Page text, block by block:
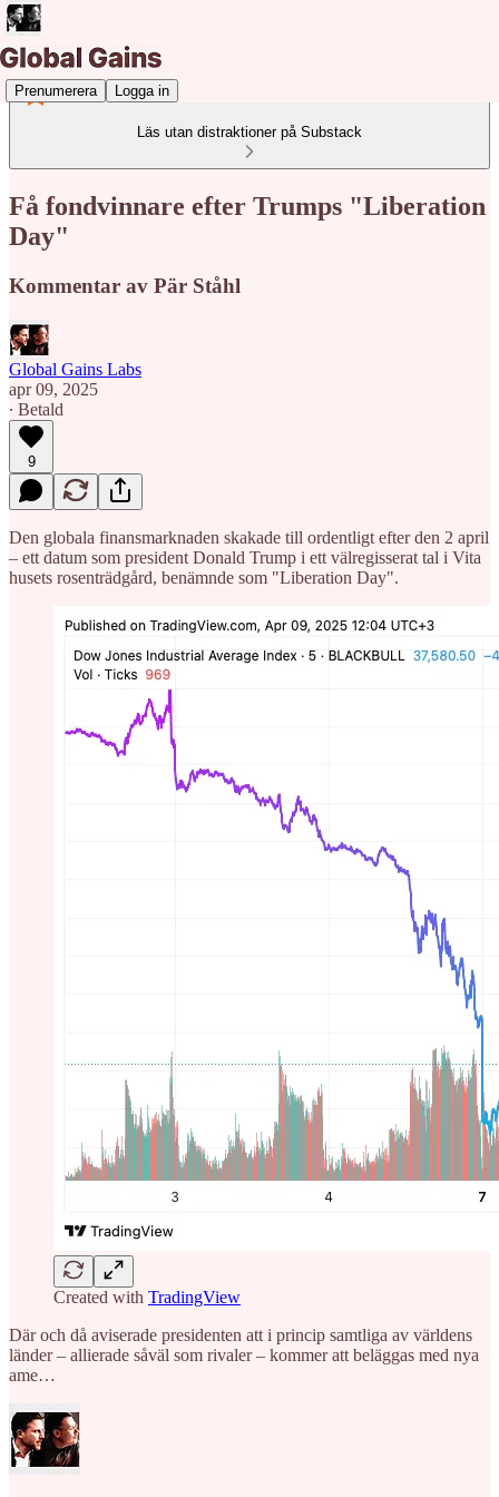
Prenumerera Logga in
Läs utan distraktioner på Substack
Få fondvinnare efter Trumps "Liberation
Day"
Kommentar av Pär Ståhl
Global Gains Labs
apr 09, 2025
∙ Betald
9
Den globala finansmarknaden skakade till ordentligt efter den 2 april
– ett datum som president Donald Trump i ett välregisserat tal i Vita
husets rosenträdgård, benämnde som "Liberation Day".
Created with TradingView
Där och då aviserade presidenten att i princip samtliga av världens
länder – allierade såväl som rivaler – kommer att beläggas med nya
ame…